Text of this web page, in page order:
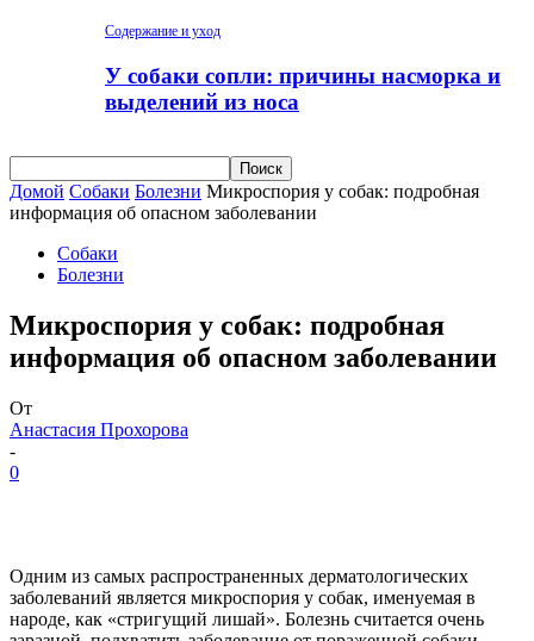
Содержание и уход
У собаки сопли: причины насморка и
выделений из носа
Домой Собаки Болезни Микроспория у собак: подробная
информация об опасном заболевании
Собаки
Болезни
Микроспория у собак: подробная
информация об опасном заболевании
От
Анастасия Прохорова
-
0
Одним из самых распространенных дерматологических
заболеваний является микроспория у собак, именуемая в
народе, как «стригущий лишай». Болезнь считается очень